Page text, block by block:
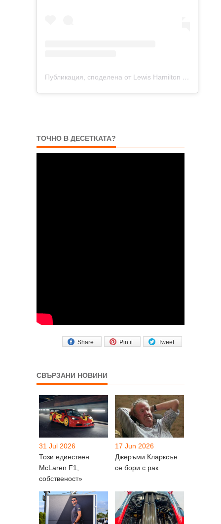
Публикация, споделена от Lewis Hamilton (@lewishamilton)
ТОЧНО В ДЕСЕТКАТА?
Tweet
Pin it
Share
СВЪРЗАНИ НОВИНИ
31 Jul 2026
Този единствен
McLaren F1,
собственост»
17 Jun 2026
Джеръми Кларксън
се бори с рак